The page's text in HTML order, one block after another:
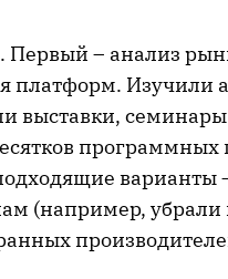
Первый – анализ
платформ. Изучили
выставки,
варианты
(например, убрали